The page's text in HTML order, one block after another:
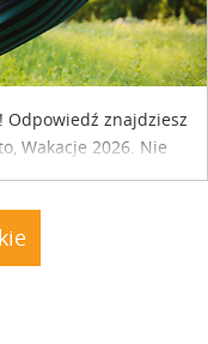
Odpowiedź znajdziesz
Wakacje 2026. Nie